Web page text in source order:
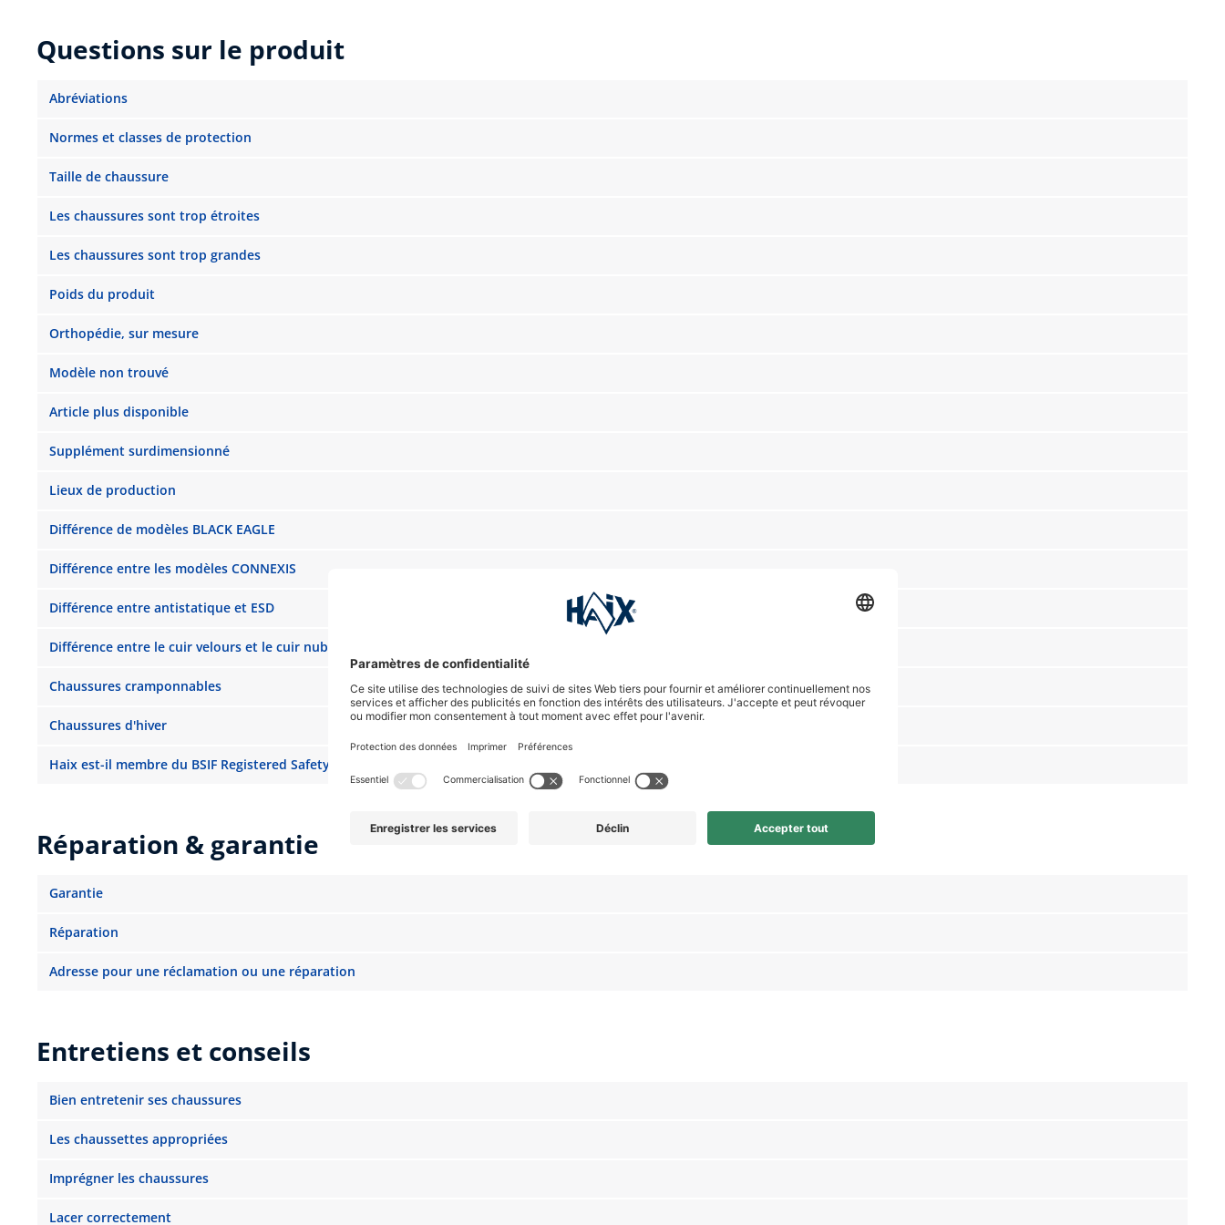
Questions sur le produit
Abréviations
Normes et classes de protection
Taille de chaussure
Les chaussures sont trop étroites
Les chaussures sont trop grandes
Poids du produit
Orthopédie, sur mesure
Modèle non trouvé
Article plus disponible
Supplément surdimensionné
Lieux de production
Différence de modèles BLACK EAGLE
Différence entre les modèles CONNEXIS
Différence entre antistatique et ESD
Différence entre le cuir velours et le cuir nubuck
Chaussures cramponnables
Chaussures d'hiver
Haix est-il membre du BSIF Registered Safety Supplier Scheme au Royaume-Uni ?
Réparation & garantie
Garantie
Réparation
Adresse pour une réclamation ou une réparation
Entretiens et conseils
Bien entretenir ses chaussures
Les chaussettes appropriées
Imprégner les chaussures
Lacer correctement